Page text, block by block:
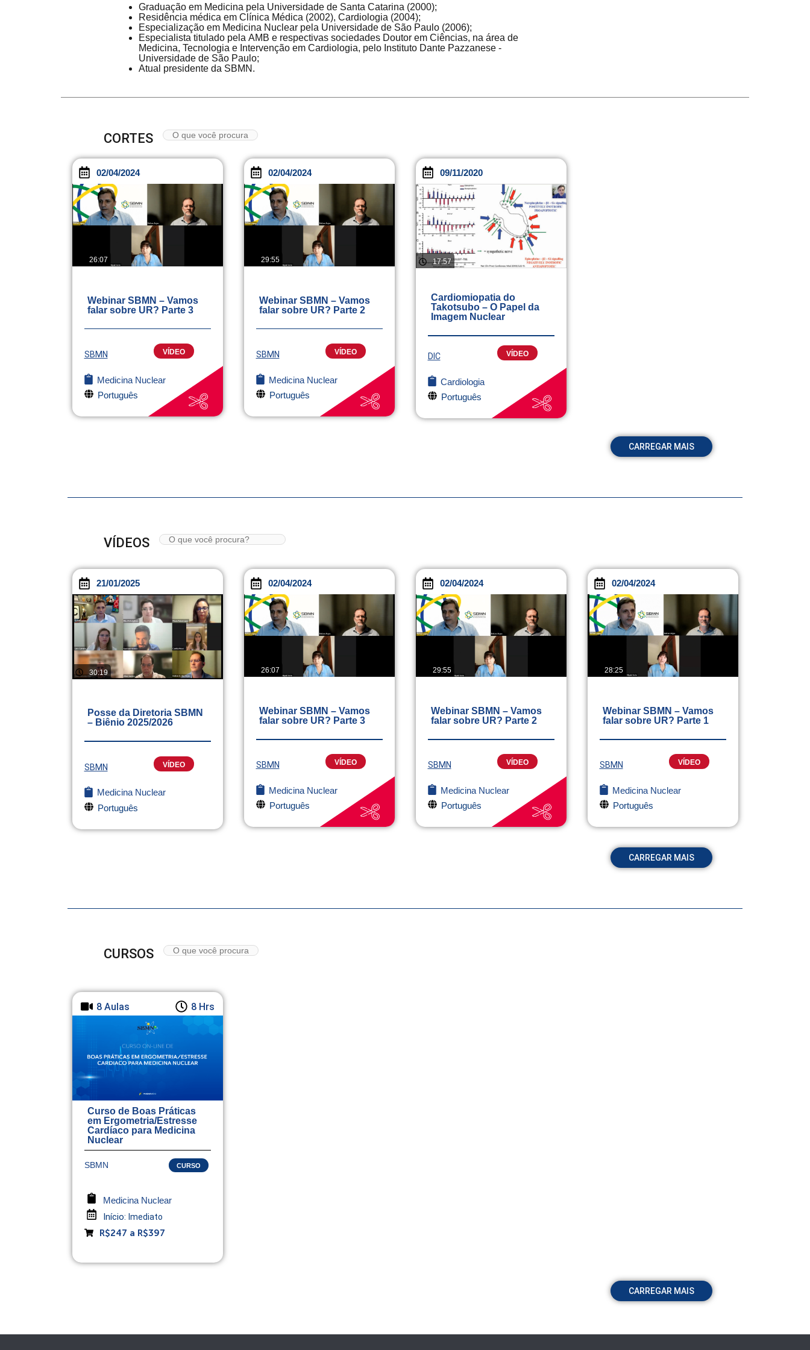
Graduação em Medicina pela Universidade de Santa Catarina (2000);
Residência médica em Clínica Médica (2002), Cardiologia (2004);
Especialização em Medicina Nuclear pela Universidade de São Paulo (2006);
Especialista titulado pela AMB e respectivas sociedades Doutor em Ciências, na área de
Medicina, Tecnologia e Intervenção em Cardiologia, pelo Instituto Dante Pazzanese -
Universidade de São Paulo;
Atual presidente da SBMN.
CORTES
02/04/2024
26:07
Webinar SBMN – Vamos
falar sobre UR? Parte 3
SBMN VÍDEO
Medicina Nuclear
Português
02/04/2024
29:55
Webinar SBMN – Vamos
falar sobre UR? Parte 2
SBMN VÍDEO
Medicina Nuclear
Português
09/11/2020
17:57
Cardiomiopatia do
Takotsubo – O Papel da
Imagem Nuclear
DIC VÍDEO
Cardiologia
Português
CARREGAR MAIS
VÍDEOS
21/01/2025
30:19
Posse da Diretoria SBMN
– Biênio 2025/2026
SBMN VÍDEO
Medicina Nuclear
Português
02/04/2024
26:07
Webinar SBMN – Vamos
falar sobre UR? Parte 3
SBMN VÍDEO
Medicina Nuclear
Português
02/04/2024
29:55
Webinar SBMN – Vamos
falar sobre UR? Parte 2
SBMN VÍDEO
Medicina Nuclear
Português
02/04/2024
28:25
Webinar SBMN – Vamos
falar sobre UR? Parte 1
SBMN VÍDEO
Medicina Nuclear
Português
CARREGAR MAIS
CURSOS
8 Aulas 8 Hrs
Curso de Boas Práticas
em Ergometria/Estresse
Cardíaco para Medicina
Nuclear
SBMN CURSO
Medicina Nuclear
Início: Imediato
R$247 a R$397
CARREGAR MAIS